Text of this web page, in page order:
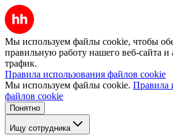
Мы используем файлы cookie, чтобы
правильную работу нашего веб-сайта и
трафик.
Правила использования файлов cookie
Мы используем файлы cookie. Правила
файлов cookie
Понятно
Ищу сотрудника